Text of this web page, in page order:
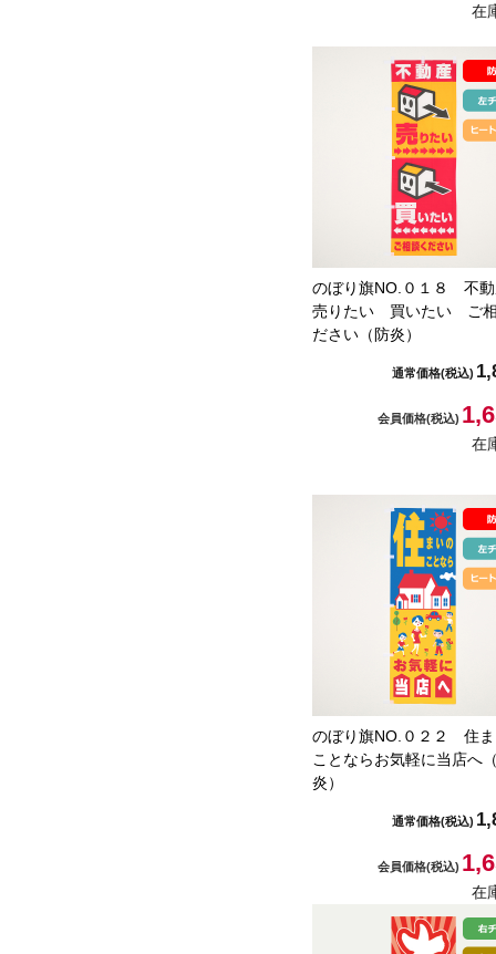
在
のぼり旗NO.０１８ 不
売りたい 買いたい ご
ださい（防炎）
通常価格(税込)
会員価格(税込)
在
のぼり旗NO.０２２ 住
ことならお気軽に当店へ
炎）
通常価格(税込)
会員価格(税込)
在